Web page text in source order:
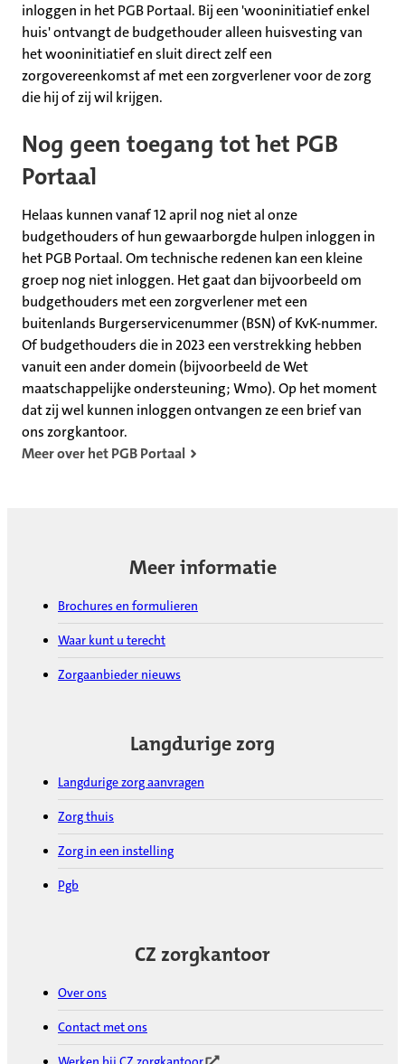
inloggen in het PGB Portaal. Bij een 'wooninitiatief enkel
huis' ontvangt de budgethouder alleen huisvesting van
het wooninitiatief en sluit direct zelf een
zorgovereenkomst af met een zorgverlener voor de zorg
die hij of zij wil krijgen.
Nog geen toegang tot het PGB
Portaal
Helaas kunnen vanaf 12 april nog niet al onze
budgethouders of hun gewaarborgde hulpen inloggen in
het PGB Portaal. Om technische redenen kan een kleine
groep nog niet inloggen. Het gaat dan bijvoorbeeld om
budgethouders met een zorgverlener met een
buitenlands Burgerservicenummer (BSN) of KvK-nummer.
Of budgethouders die in 2023 een verstrekking hebben
vanuit een ander domein (bijvoorbeeld de Wet
maatschappelijke ondersteuning; Wmo). Op het moment
dat zij wel kunnen inloggen ontvangen ze een brief van
ons zorgkantoor.
Meer over het PGB Portaal
Meer informatie
Brochures en formulieren
Waar kunt u terecht
Zorgaanbieder nieuws
Langdurige zorg
Langdurige zorg aanvragen
Zorg thuis
Zorg in een instelling
Pgb
CZ zorgkantoor
Over ons
Contact met ons